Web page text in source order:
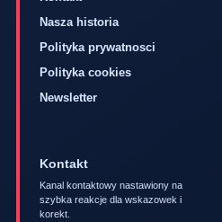
Nasza historia
Polityka prywatnosci
Polityka cookies
Newsletter
Kontakt
Kanal kontaktowy nastawiony na
szybka reakcje dla wskazowek i
korekt.